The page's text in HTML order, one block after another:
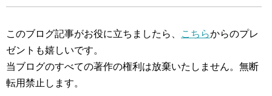
このブログ記事がお役に立ちましたら、 こちらからのプレ
ゼントも嬉しいです。
当ブログのすべての著作の権利は放棄いたしません。無断
転用禁止します。